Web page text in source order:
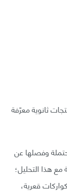
ثانوية معرّفة
وفصلها عن
هذا التحليل؛
قعرية،